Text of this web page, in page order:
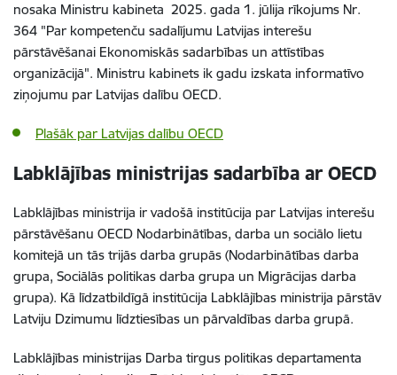
nosaka Ministru kabineta 2025. gada 1. jūlija rīkojums Nr.
364 "Par kompetenču sadalījumu Latvijas interešu
pārstāvēšanai Ekonomiskās sadarbības un attīstības
organizācijā". Ministru kabinets ik gadu izskata informatīvo
ziņojumu par Latvijas dalību OECD.
Plašāk par Latvijas dalību OECD
Labklājības ministrijas sadarbība ar OECD
Labklājības ministrija ir vadošā institūcija par Latvijas interešu
pārstāvēšanu OECD Nodarbinātības, darba un sociālo lietu
komitejā un tās trijās darba grupās (Nodarbinātības darba
grupa, Sociālās politikas darba grupa un Migrācijas darba
grupa). Kā līdzatbildīgā institūcija Labklājības ministrija pārstāv
Latviju Dzimumu līdztiesības un pārvaldības darba grupā.
Labklājības ministrijas Darba tirgus politikas departamenta